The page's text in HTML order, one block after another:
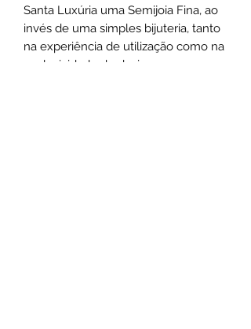
Santa Luxúria uma Semijoia Fina, ao
invés de uma simples bijuteria, tanto
na experiência de utilização como na
exclusividade do design.